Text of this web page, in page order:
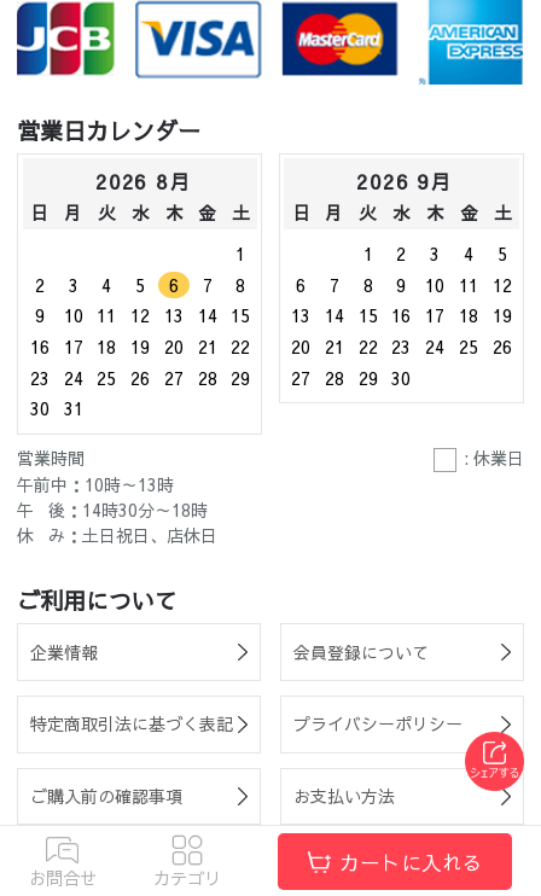
営業日カレンダー
2026 8月
日 月 火 水 木 金
土
1
2
3 4 5 6 7
8
9
10 11 12 13 14
15
16
17 18 19 20 21
22
23
24 25 26 27 28
29
30
31
2026 9月
日 月 火 水 木 金
土
1
2 3 4
5
6
7 8 9 10 11
12
13
14 15 16 17 18
19
20
21 22 23 24 25
26
27
28 29 30
営業時間
: 休業日
午前中：10時～13時
午 後：14時30分～18時
休 み：土日祝日、店休日
ご利用について
企業情報 会員登録について
特定商取引法に基づく表記 プライバシーポリシー
ご購入前の確認事項 お支払い方法
会員利用規約 お電話でのご注文方法
お問合せ カテゴリ
カートに入れる